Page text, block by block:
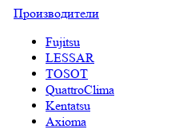
Производители
Fujitsu
LESSAR
TOSOT
QuattroClima
Kentatsu
Axioma